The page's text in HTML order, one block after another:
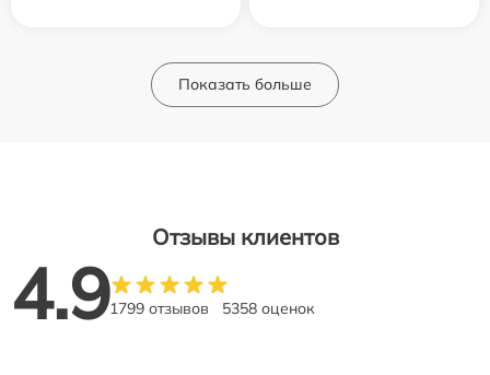
Показать больше
Отзывы клиентов
4.91799 отзывов 5358 оценок